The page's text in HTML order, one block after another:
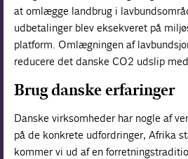
at omlægge landbrug i
udbetalinger blev eksekveret på
platform. Omlægningen af
reducere det danske CO2 udslip
Brug danske erfaringer
Danske virksomheder har nogle af
på de konkrete udfordringer, Afrika
kommer vi ud af en